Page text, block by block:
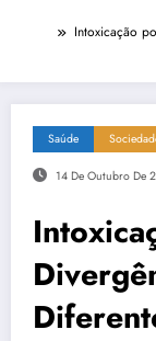
Intoxicação
Saúde
14 De Outubro De